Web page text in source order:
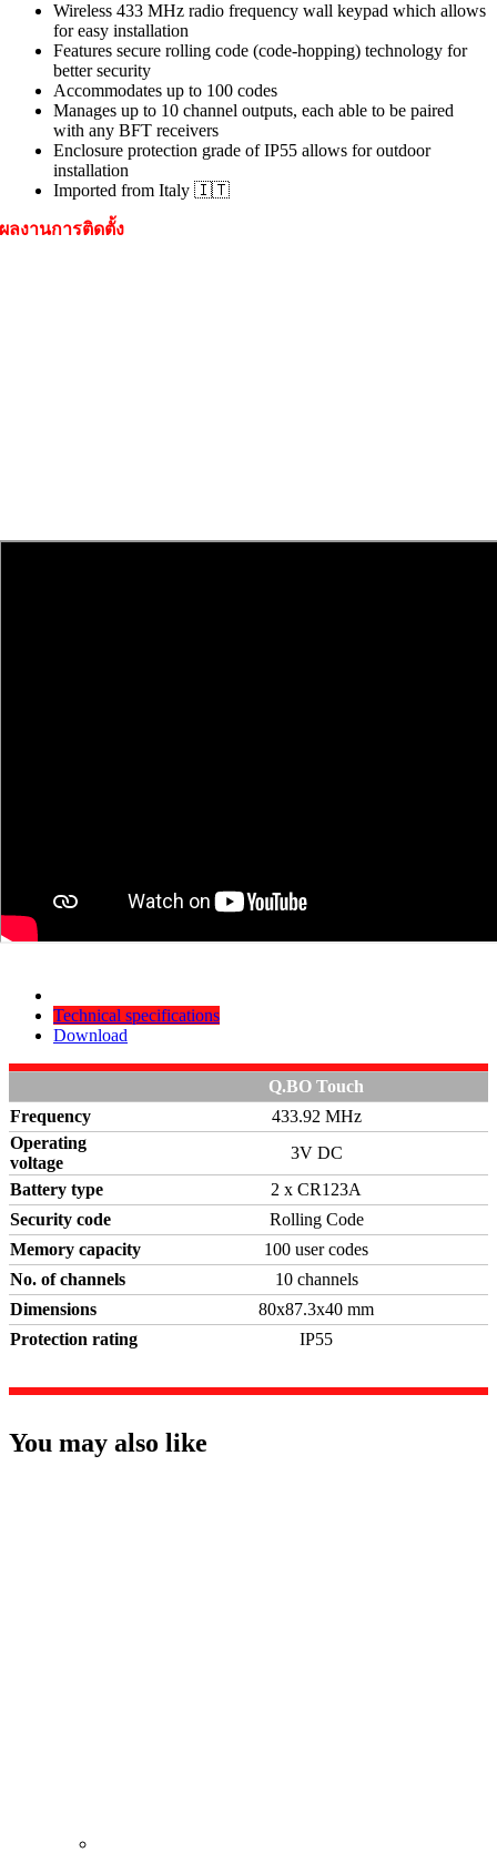
Wireless 433 MHz radio frequency wall keypad which allows
for easy installation
Features secure rolling code (code-hopping) technology for
better security
Accommodates up to 100 codes
Manages up to 10 channel outputs, each able to be paired
with any BFT receivers
Enclosure protection grade of IP55 allows for outdoor
installation
Imported from Italy 🇮🇹
ผลงานการติดตั้ง
Technical specifications
Download
Q.BO Touch
Frequency
433.92 MHz
Operating
voltage
3V DC
Battery type
2 x CR123A
Security code
Rolling Code
Memory capacity
100 user codes
No. of channels
10 channels
Dimensions
80x87.3x40 mm
Protection rating
IP55
You may also like